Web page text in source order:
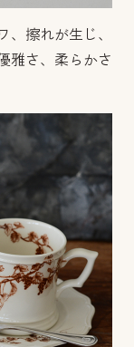
、擦れが生じ、
雅さ、柔らかさ